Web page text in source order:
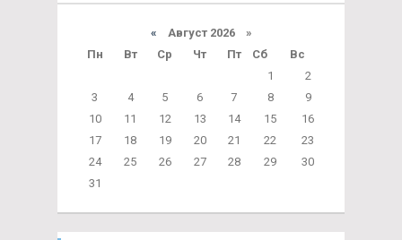
« Август 2026 »
Пн
Вт Ср Чт Пт Сб
Вс
1
2
3
4 5 6 7 8
9
10
11 12 13 14 15
16
17
18 19 20 21 22
23
24
25 26 27 28 29
30
31